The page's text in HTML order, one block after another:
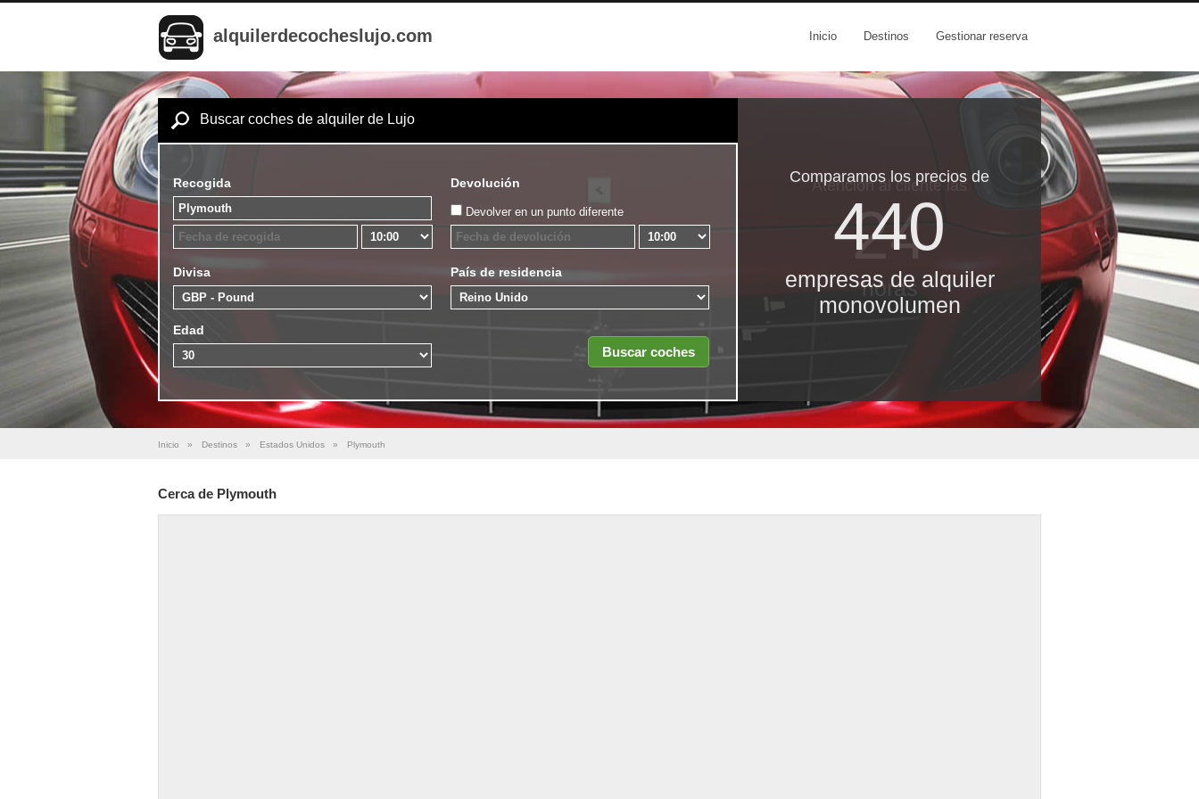
alquilerdecocheslujo.com Inicio Destinos Gestionar reserva
Buscar coches de alquiler de Lujo
Recogida Devolución
Devolver en un punto diferente
Divisa País de residencia
Edad
Comparamos los precios de
440
empresas de alquiler
monovolumen
Atención al cliente las
24
horas
Inicio » Destinos » Estados Unidos » Plymouth
Cerca de Plymouth